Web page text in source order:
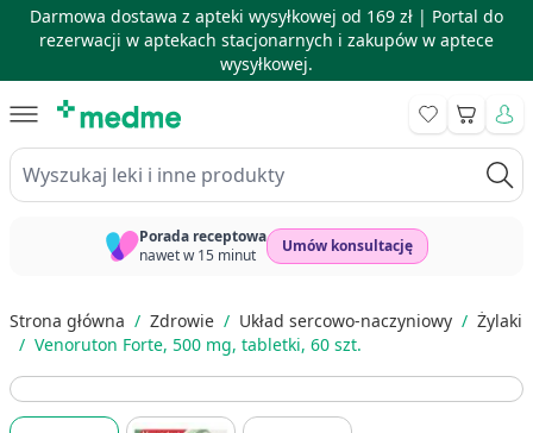
Darmowa dostawa z apteki wysyłkowej od 169 zł | Portal do
rezerwacji w aptekach stacjonarnych i zakupów w aptece
wysyłkowej.
Wyszukaj leki i inne produkty
Koszyk
Porada receptowa
nawet w 15 minut
Umów konsultację
Strona główna / Zdrowie / Układ sercowo-naczyniowy / Żylaki
/ Venoruton Forte, 500 mg, tabletki, 60 szt.